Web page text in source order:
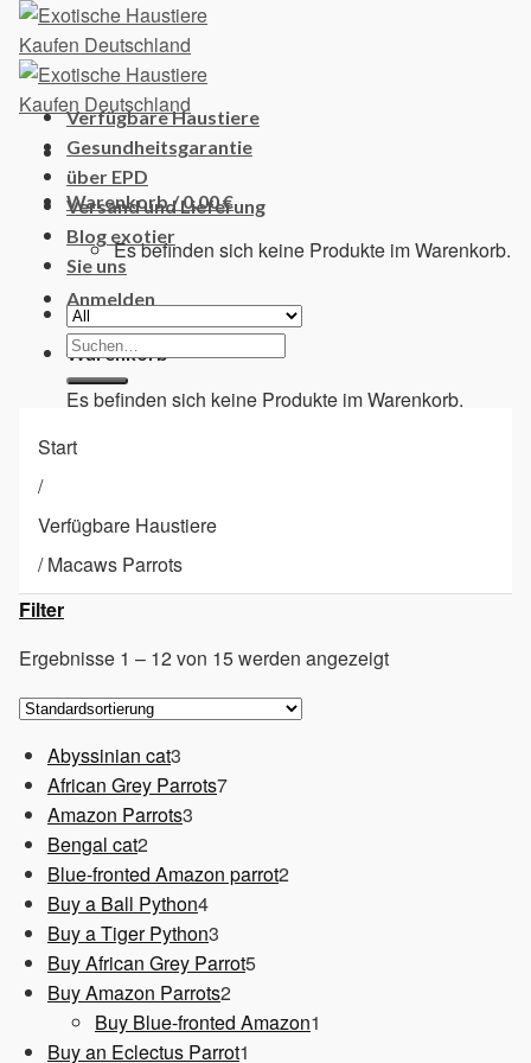
Skip
content
Warenkorb /0,00€
Es befinden sich keine Produkte im Warenkorb.
Anmelden
Warenkorb
Es befinden sich keine Produkte im Warenkorb.
Verfügbare Haustiere
Gesundheitsgarantie
über EPD
Versand und Lieferung
Blog exotier
Sie uns
Suchen
nach:
Start
/
Verfügbare Haustiere
/Macaws Parrots
Filter
Ergebnisse 1 – 12 von 15 werden angezeigt
Abyssinian cat3
Produkte
African Grey Parrots77
Amazon Parrots3
Bengal cat22
Produkte
Blue-fronted Amazon parrot22
Buy a Ball Python44
Produkte
Buy a Tiger Python3
Produkte
Buy African Grey Parrot55
Buy Amazon Parrots22
Produkte
Buy Blue-fronted Amazon1
Buy an Eclectus Parrot1